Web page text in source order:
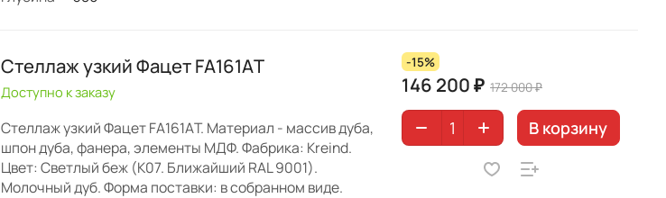
Стеллаж узкий Фацет FA161АT
Доступно к заказу
Стеллаж узкий Фацет FA161АT. Материал - массив дуба,
шпон дуба, фанера, элементы МДФ. Фабрика: Kreind.
Цвет: Светлый беж (K07. Ближайший RAL 9001).
Молочный дуб. Форма поставки: в собранном виде.
-15%
146 200 ₽ 172 000 ₽
В корзину